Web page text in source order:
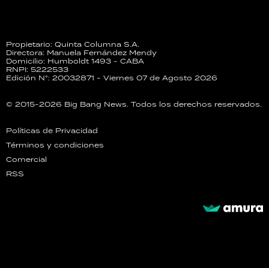
Propietario: Quinta Columna S.A.
Directora: Manuela Fernández Mendy
Domicilio: Humboldt 1493 - CABA
RNPI: 5222533
Edición N°: 20032871 - Viernes 07 de Agosto 2026
© 2015-2026 Big Bang News. Todos los derechos reservados.
Políticas de Privacidad
Términos y condiciones
Comercial
RSS